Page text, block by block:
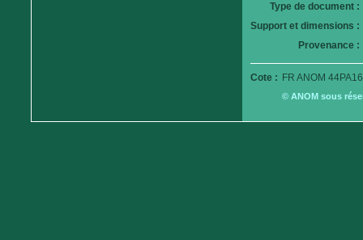
Type de document :
Support et dimensions :
Provenance :
Cote : FR ANOM
© ANOM sous